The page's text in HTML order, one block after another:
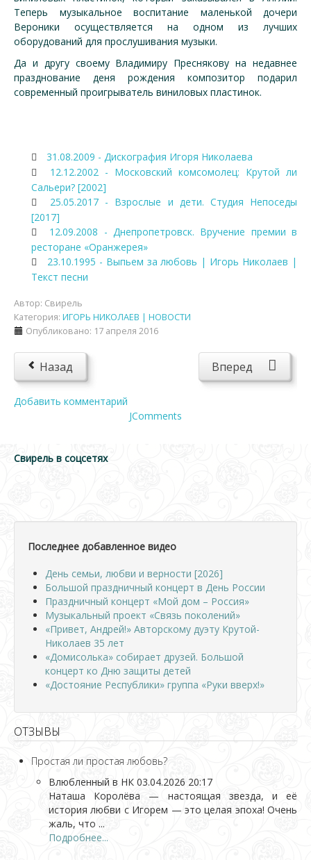
Теперь музыкальное воспитание маленькой дочери
Вероники осуществляется на одном из лучших
оборудований для прослушивания музыки.
Да и другу своему Владимиру Преснякову на недавнее
празднование деня рождения композитор подарил
современный проигрыватель виниловых пластинок.
31.08.2009 - Дискография Игоря Николаева
12.12.2002 - Московский комсомолец: Крутой ли
Сальери? [2002]
25.05.2017 - Взрослые и дети. Студия Непоседы
[2017]
12.09.2008 - Днепропетровск. Вручение премии в
ресторане «Оранжерея»
23.10.1995 - Выпьем за любовь | Игорь Николаев |
Текст песни
Автор: Свирель
Категория: ИГОРЬ НИКОЛАЕВ | НОВОСТИ
Опубликовано: 17 апреля 2016
Назад Вперед
Добавить комментарий
JComments
Свирель в соцсетях
Последнее добавленное видео
День семьи, любви и верности [2026]
Большой праздничный концерт в День России
Праздничный концерт «Мой дом – Россия»
Музыкальный проект «Связь поколений»
«Привет, Андрей!» Авторскому дуэту Крутой-
Николаев 35 лет
«Домисолька» собирает друзей. Большой
концерт ко Дню защиты детей
«Достояние Республики» группа «Руки вверх!»
ОТЗЫВЫ
Простая ли простая любовь?
Влюбленный в НК 03.04.2026 20:17
Наташа Королёва — настоящая звезда, и её
история любви с Игорем — это целая эпоха! Очень
жаль, что ...
Подробнее...